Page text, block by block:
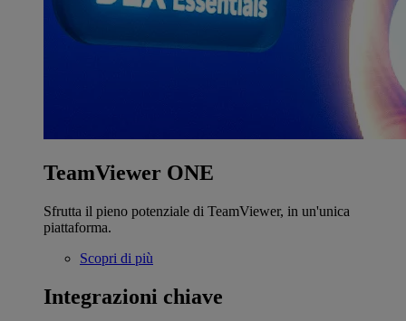
TeamViewer ONE
Sfrutta il pieno potenziale di TeamViewer, in un'unica
piattaforma.
Scopri di più
Integrazioni chiave